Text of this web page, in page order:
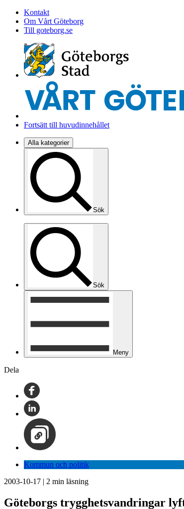
Kontakt
Om Vårt Göteborg
Till goteborg.se
Fortsätt till huvudinnehållet
Alla kategorier
Sök
Sök
Meny
Dela
Kommun och politik
2003-10-17 | 2 min läsning
Göteborgs trygghetsvandringar